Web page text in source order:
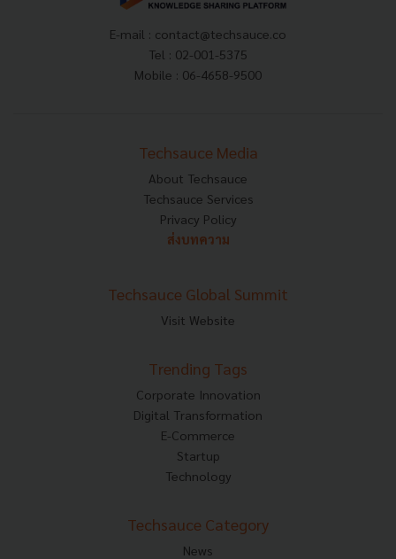
E-mail : contact@techsauce.co
Tel : 02-001-5375
Mobile : 06-4658-9500
Techsauce Media
About Techsauce
Techsauce Services
Privacy Policy
ส่งบทความ
Techsauce Global Summit
Visit Website
Trending Tags
Corporate Innovation
Digital Transformation
E-Commerce
Startup
Technology
Techsauce Category
News